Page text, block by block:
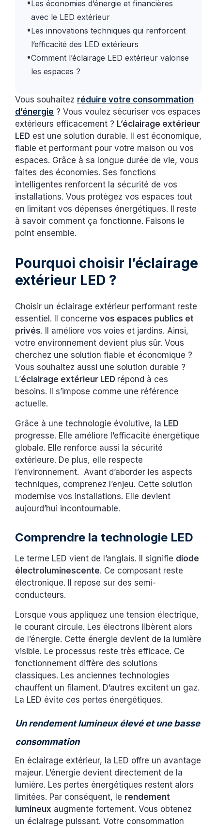
•Les économies d’énergie et financières
avec le LED extérieur
•Les innovations techniques qui renforcent
l’efficacité des LED extérieurs
•Comment l’éclairage LED extérieur valorise
les espaces ?
Vous souhaitez réduire votre consommation
d’énergie ? Vous voulez sécuriser vos espaces
extérieurs efficacement ? L’éclairage extérieur
LED est une solution durable. Il est économique,
fiable et performant pour votre maison ou vos
espaces. Grâce à sa longue durée de vie, vous
faites des économies. Ses fonctions
intelligentes renforcent la sécurité de vos
installations. Vous protégez vos espaces tout
en limitant vos dépenses énergétiques. Il reste
à savoir comment ça fonctionne. Faisons le
point ensemble.
Pourquoi choisir l’éclairage
extérieur LED ?
Choisir un éclairage extérieur performant reste
essentiel. Il concernevos espaces publics et
privés. Il améliore vos voies et jardins. Ainsi,
votre environnement devient plus sûr. Vous
cherchez une solution fiable et économique ?
Vous souhaitez aussi une solution durable ?
L’éclairage extérieur LED répond à ces
besoins. Il s’impose comme une référence
actuelle.
Grâce à une technologie évolutive, la LED
progresse. Elle améliore l’efficacité énergétique
globale. Elle renforce aussi la sécurité
extérieure. De plus, elle respecte
l’environnement. Avant d’aborder les aspects
techniques, comprenez l’enjeu. Cette solution
modernise vos installations. Elle devient
aujourd’hui incontournable.
Comprendre la technologie LED
Le terme LED vient de l’anglais. Il signifie diode
électroluminescente. Ce composant reste
électronique. Il repose sur des semi-
conducteurs.
Lorsque vous appliquez une tension électrique,
le courant circule. Les électrons libèrent alors
de l’énergie. Cette énergie devient de la lumière
visible. Le processus reste très efficace. Ce
fonctionnement diffère des solutions
classiques. Les anciennes technologies
chauffent un filament. D’autres excitent un gaz.
La LED évite ces pertes énergétiques.
Un rendement lumineux élevé et une basse
consommation
En éclairage extérieur, la LED offre un avantage
majeur. L’énergie devient directement de la
lumière. Les pertes énergétiques restent alors
limitées. Par conséquent, le rendement
lumineux augmente fortement. Vous obtenez
un éclairage puissant. Votre consommation